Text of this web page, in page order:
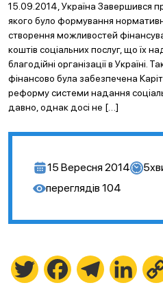
15.09.2014, Україна Завершився
якого було формування
створення можливостей
коштів соціальних послуг, що їх
благодійні організації в Україні.
фінансово була забезпечена
реформу системи надання
давно, однак досі не […]
15 Вересня 2014 5
переглядів 104
Twitter FacebookTelegram